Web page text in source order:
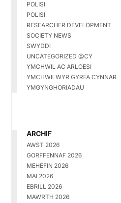
POLISI
POLISI
RESEARCHER DEVELOPMENT
SOCIETY NEWS
SWYDDI
UNCATEGORIZED @CY
YMCHWIL AC ARLOESI
YMCHWILWYR GYRFA CYNNAR
YMGYNGHORIADAU
ARCHIF
AWST 2026
GORFFENNAF 2026
MEHEFIN 2026
MAI 2026
EBRILL 2026
MAWRTH 2026